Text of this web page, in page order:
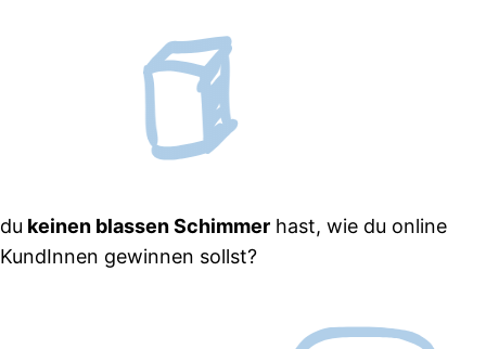
du keinen blassen Schimmer hast, wie du online
KundInnen gewinnen sollst?